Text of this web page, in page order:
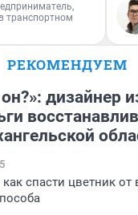
транспортном
РЕКОМЕНДУЕМ
дизайнер
5
спасти цветник от